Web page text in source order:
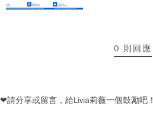
0 則回應
❤請分享或留言，給Livia莉薇一個鼓勵吧！